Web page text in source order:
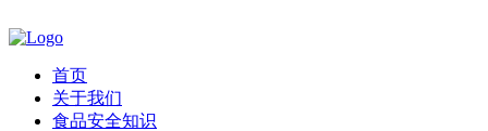
首页
关于我们
食品安全知识